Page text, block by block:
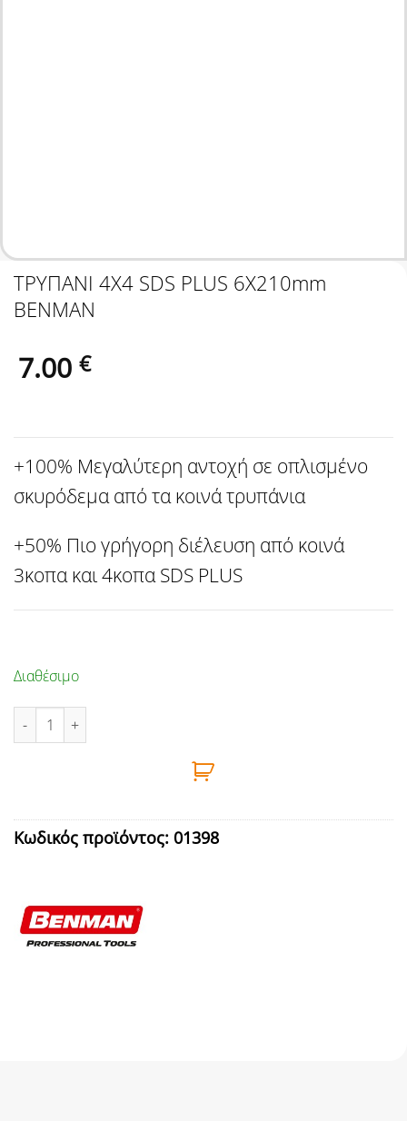
ΤΡΥΠΑΝΙ 4Χ4 SDS PLUS 6Χ210mm
BENMAN
7.00 €
+100% Μεγαλύτερη αντοχή σε οπλισμένο
σκυρόδεμα από τα κοινά τρυπάνια
+50% Πιο γρήγορη διέλευση από κοινά
3κοπα και 4κοπα SDS PLUS
Διαθέσιμο
ΤΡΥΠΑΝΙ 4Χ4 SDS PLUS 6Χ210mm BENMAN ποσότητα
Κωδικός προϊόντος: 01398